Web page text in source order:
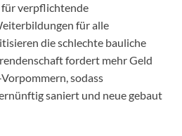
für verpflichtende
für alle
die schlechte bauliche
fordert mehr Geld
sodass
saniert und neue gebaut